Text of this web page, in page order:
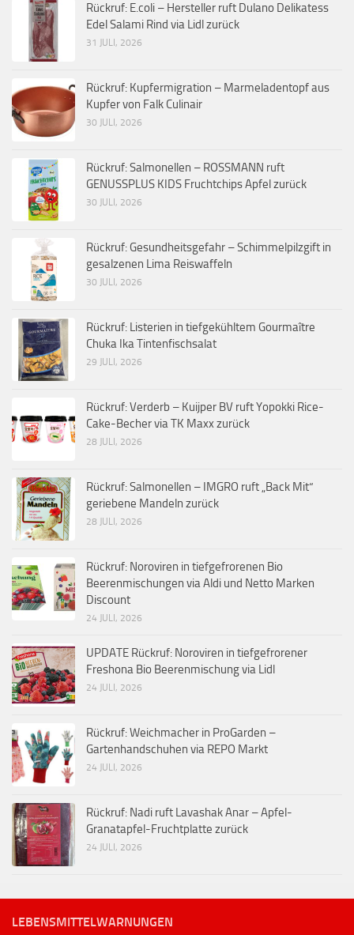
Rückruf: E.coli – Hersteller ruft Dulano Delikatess
Edel Salami Rind via Lidl zurück
31 JULI, 2026
Rückruf: Kupfermigration – Marmeladentopf aus
Kupfer von Falk Culinair
30 JULI, 2026
Rückruf: Salmonellen – ROSSMANN ruft
GENUSSPLUS KIDS Fruchtchips Apfel zurück
30 JULI, 2026
Rückruf: Gesundheitsgefahr – Schimmelpilzgift in
gesalzenen Lima Reiswaffeln
30 JULI, 2026
Rückruf: Listerien in tiefgekühltem Gourmaître
Chuka Ika Tintenfischsalat
29 JULI, 2026
Rückruf: Verderb – Kuijper BV ruft Yopokki Rice-
Cake-Becher via TK Maxx zurück
28 JULI, 2026
Rückruf: Salmonellen – IMGRO ruft „Back Mit“
geriebene Mandeln zurück
28 JULI, 2026
Rückruf: Noroviren in tiefgefrorenen Bio
Beerenmischungen via Aldi und Netto Marken
Discount
24 JULI, 2026
UPDATE Rückruf: Noroviren in tiefgefrorener
Freshona Bio Beerenmischung via Lidl
24 JULI, 2026
Rückruf: Weichmacher in ProGarden –
Gartenhandschuhen via REPO Markt
24 JULI, 2026
Rückruf: Nadi ruft Lavashak Anar – Apfel-
Granatapfel-Fruchtplatte zurück
24 JULI, 2026
LEBENSMITTELWARNUNGEN